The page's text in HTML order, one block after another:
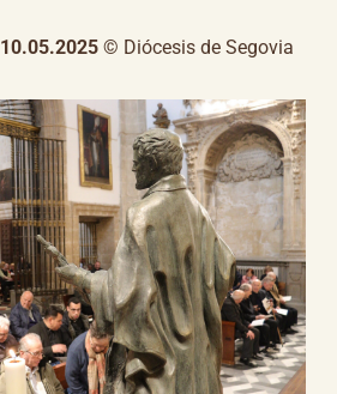
10.05.2025 © Diócesis de Segovia